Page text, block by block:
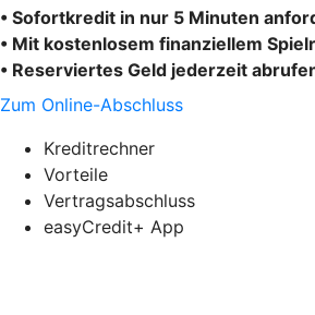
• Sofortkredit in nur 5 Minuten
• Mit kostenlosem finanziellem
• Reserviertes Geld jederzeit
Zum Online-Abschluss
Kreditrechner
Vorteile
Vertragsabschluss
easyCredit+ App